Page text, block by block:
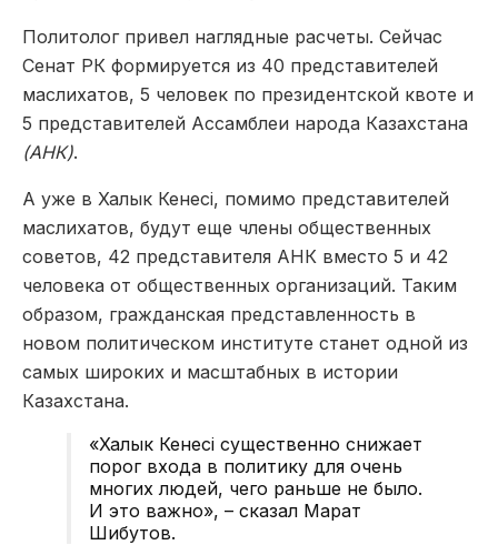
Политолог привел наглядные расчеты. Сейчас
Сенат РК формируется из 40 представителей
маслихатов, 5 человек по президентской квоте и
5 представителей Ассамблеи народа Казахстана
(АНК).
А уже в Халык Кенесi, помимо представителей
маслихатов, будут еще члены общественных
советов, 42 представителя АНК вместо 5 и 42
человека от общественных организаций. Таким
образом, гражданская представленность в
новом политическом институте станет одной из
самых широких и масштабных в истории
Казахстана.
«Халык Кенесi существенно снижает
порог входа в политику для очень
многих людей, чего раньше не было.
И это важно», – сказал Марат
Шибутов.